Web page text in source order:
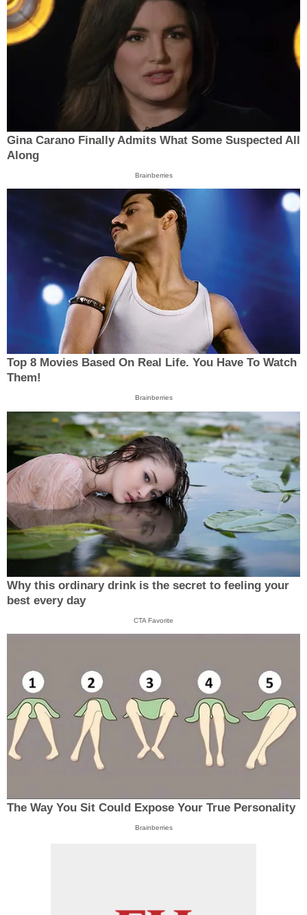
Gina Carano Finally Admits What Some Suspected All
Along
Brainberries
Top 8 Movies Based On Real Life. You Have To Watch
Them!
Brainberries
Why this ordinary drink is the secret to feeling your
best every day
CTA Favorite
The Way You Sit Could Expose Your True Personality
Brainberries